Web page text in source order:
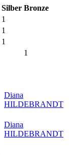
Silber Bronze
1
1
1
1
Diana
HILDEBRANDT
Diana
HILDEBRANDT